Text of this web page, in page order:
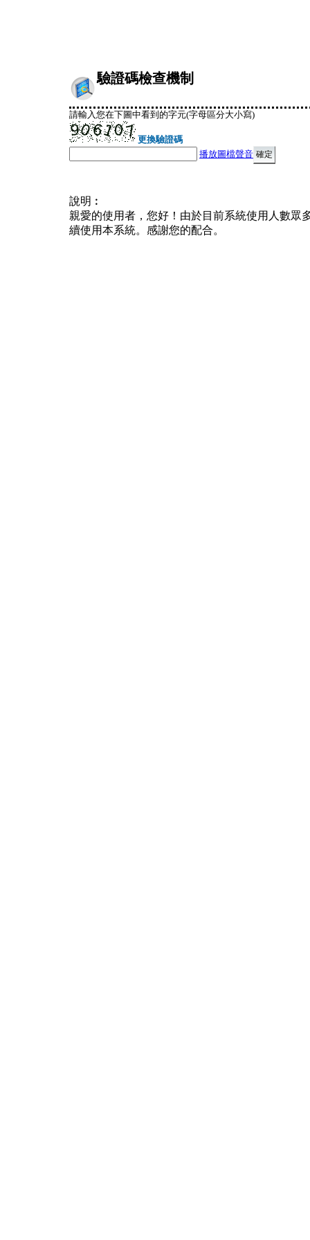
驗證碼檢查機制
請輸入您在下圖中看到的字元(字母區分大小寫)
更換驗證碼
播放圖檔聲音
說明︰
親愛的使用者，您好！由於目前系統使用人數眾
續使用本系統。感謝您的配合。